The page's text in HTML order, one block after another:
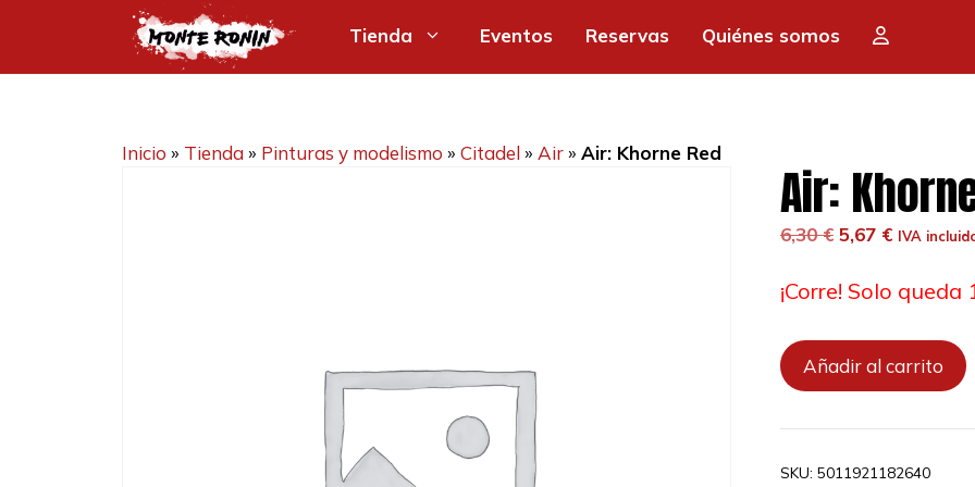
Tienda Eventos Reservas Quiénes somos
Inicio » Tienda» Pinturas y modelismo » Citadel» Air» Air: Khorne Red
Air:
6,30€ El
original
6,30 €.
5,67 €El
actual
5,67 €.
IVA
¡Corre! Solo queda
Air:
Khorne
cantidad
Añadir al carrito
SKU: 5011921182640